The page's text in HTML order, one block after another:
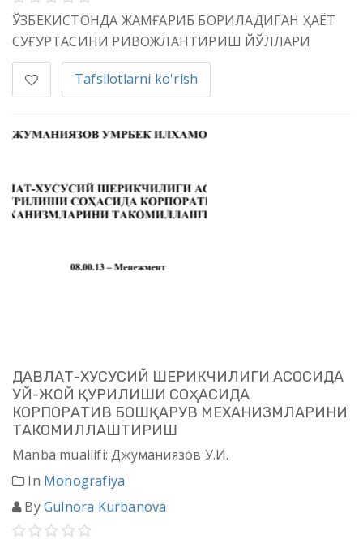
ЎЗБEКИСТOНДA ЖАМҒАРИБ БOРИЛAДИГAН ҲАЁТ
СУҒУРТАСИНИ РИВOЖЛAНТИРИШ ЙЎЛЛAРИ
Tafsilotlarni ko'rish
ДАВЛАТ-ХУСУСИЙ ШЕРИКЧИЛИГИ АСОСИДА
УЙ-ЖОЙ ҚУРИЛИШИ СОҲАСИДА
КОРПОРАТИВ БОШҚАРУВ МЕХАНИЗМЛАРИНИ
ТАКОМИЛЛАШТИРИШ
Manba muallifi: Джуманиязов У.И.
In Monografiya
ByGulnora Kurbanova